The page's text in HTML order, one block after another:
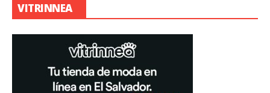
VITRINNEA